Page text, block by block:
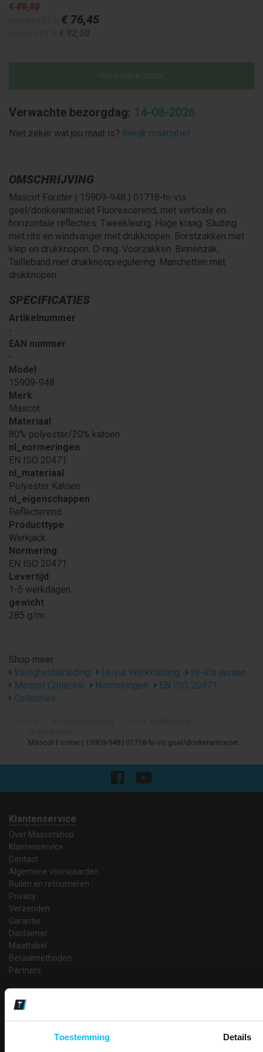
Toestemming Details
€ 89,92
€ 76,45
Verwachte bezorgdag: 14-08-2026
Niet zeker wat jou maat is? Bekijk maattabel
OMSCHRIJVING
Mascot Forster | 15909-948 | 01718-hi-vis
geel/donkerantraciet Fluorescerend, met verticale en
horizontale reflecties. Tweekleurig. Hoge kraag. Sluiting
met rits en windvanger met drukknopen. Borstzakken met
klep en drukknopen. D-ring. Voorzakken. Binnenzak.
Tailleband met drukknoopregulering. Manchetten met
drukknopen.
SPECIFICATIES
Artikelnummer
-
EAN nummer
-
Model
15909-948
Merk
Mascot
Materiaal
80% polyester/20% katoen
nl_normeringen
EN ISO 20471
nl_materiaal
Polyester Katoen
nl_eigenschappen
Reflecterend
Producttype
Werkjack
Normering
EN ISO 20471
Levertijd
1-5 werkdagen
gewicht
285 g/m
Shop meer
Veiligheidskleding
Hi-vis Werkkleding
Hi-Vis jassen
Mascot Collectie
Normeringen
EN ISO 20471
Collecties
Mascot Forster | 15909-948 | 01718-hi-vis geel/donkerantraciet
Klantenservice
Over Mascotshop
Klantenservice
Contact
Algemene voorwaarden
Ruilen en retourneren
Privacy
Verzenden
Garantie
Disclaimer
Maattabel
Betaalmethoden
Partners
Makkelijk shoppen
Gratis verzending in Nederland vanaf € 150,- excl. BTW
Bedruk- en borduurservice
14 Dagen tijd om te herroepen